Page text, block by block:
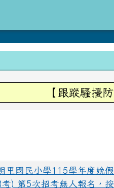
【跟蹤騷擾防
里國民小學115學年度娩
) 第5次招考無人報名，